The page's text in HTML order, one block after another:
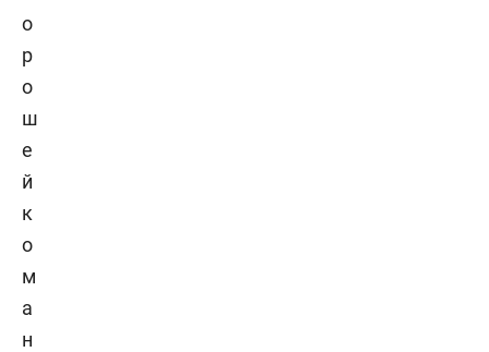
о
р
о
ш
е
й
к
о
м
а
н